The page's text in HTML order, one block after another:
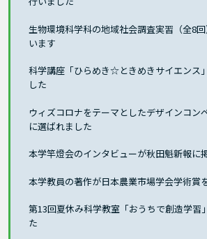
生物環境科学科の地域社会調査実習（全8
います
科学講座「ひらめき☆ときめきサイエンス
した
ウィズコロナをテーマとしたデザインコン
に選ばれました
本学竿燈会のインタビューが秋田魁新報に
本学教員の著作が日本農業市場学会学術賞
第13回夏休み科学教室「おうちで創造学習
た